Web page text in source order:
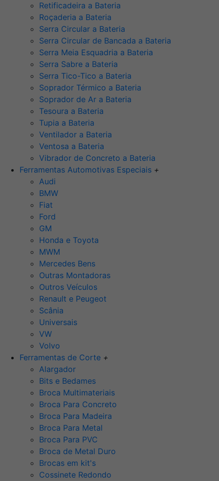
Retificadeira a Bateria
Roçaderia a Bateria
Serra Circular a Bateria
Serra Circular de Bancada a Bateria
Serra Meia Esquadria a Bateria
Serra Sabre a Bateria
Serra Tico-Tico a Bateria
Soprador Térmico a Bateria
Soprador de Ar a Bateria
Tesoura a Bateria
Tupia a Bateria
Ventilador a Bateria
Ventosa a Bateria
Vibrador de Concreto a Bateria
Ferramentas Automotivas Especiais +
Audi
BMW
Fiat
Ford
GM
Honda e Toyota
MWM
Mercedes Bens
Outras Montadoras
Outros Veículos
Renault e Peugeot
Scânia
Universais
VW
Volvo
Ferramentas de Corte +
Alargador
Bits e Bedames
Broca Multimateriais
Broca Para Concreto
Broca Para Madeira
Broca Para Metal
Broca Para PVC
Broca de Metal Duro
Brocas em kit's
Cossinete Redondo